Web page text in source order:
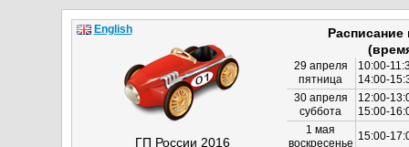
ГП России 2016
29 апреля
пятница
10:00-
14:00-
30 апреля
суббота
12:00-
15:00-
1 мая
воскресенье
15:00-
English